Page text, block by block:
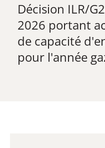
Décision ILR/
2026 portant
de capacité
pour l'année